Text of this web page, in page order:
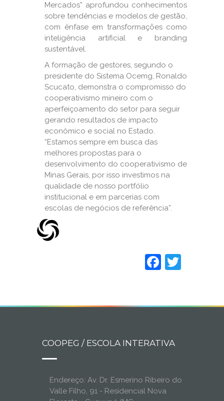
Mercados” aprofundou conhecimentos
sobre tendências e modelos de gestão,
com ênfase em transformações como
inteligência artificial e branding
sustentável.
A formação de gestores, segundo o
presidente do Sistema Ocemg, Ronaldo
Scucato, demonstra o compromisso do
cooperativismo mineiro com o
aperfeiçoamento do setor para seguir
gerando resultados de impacto
econômico e social no Estado.
“Estamos sempre em busca das
melhores propostas para o
desenvolvimento do cooperativismo de
Minas Gerais, por isso investimos na
qualidade de nosso portfólio
institucional e em parcerias com
escolas de negócios de referência”.
COOPEG / ESCOLA INTERATIVA
Endereço: Av. Dr. Esmerino Ribeiro do
Valle Filho, 91 - Residencial Nova